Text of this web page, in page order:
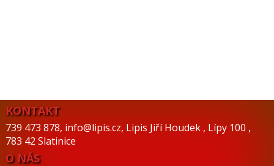
KONTAKT
739 473 878, info@lipis.cz, Lipis Jiří Houdek , Lípy 100 ,
783 42 Slatinice
O NÁS